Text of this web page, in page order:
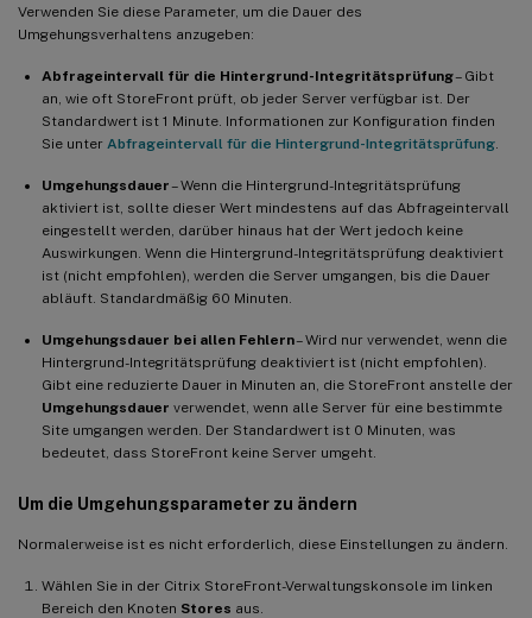
Verwenden Sie diese Parameter, um die Dauer des
Umgehungsverhaltens anzugeben:
Abfrageintervall für die Hintergrund-Integritätsprüfung– Gibt
an, wie oft StoreFront prüft, ob jeder Server verfügbar ist. Der
Standardwert ist 1 Minute. Informationen zur Konfiguration finden
Sie unter Abfrageintervall für die Hintergrund-Integritätsprüfung
Umgehungsdauer– Wenn die Hintergrund-Integritätsprüfung
aktiviert ist, sollte dieser Wert mindestens auf das Abfrageintervall
eingestellt werden, darüber hinaus hat der Wert jedoch keine
Auswirkungen. Wenn die Hintergrund-Integritätsprüfung deaktiviert
ist (nicht empfohlen), werden die Server umgangen, bis die Dauer
abläuft. Standardmäßig 60 Minuten.
Umgehungsdauer bei allen Fehlern– Wird nur verwendet, wenn die
Hintergrund-Integritätsprüfung deaktiviert ist (nicht empfohlen).
Gibt eine reduzierte Dauer in Minuten an, die StoreFront anstelle der
Umgehungsdauer verwendet, wenn alle Server für eine bestimmte
Site umgangen werden. Der Standardwert ist 0 Minuten, was
bedeutet, dass StoreFront keine Server umgeht.
Um die Umgehungsparameter zu ändern
Normalerweise ist es nicht erforderlich, diese Einstellungen zu ändern.
Wählen Sie in der Citrix StoreFront-Verwaltungskonsole im linken
Bereich den Knoten Stores aus.